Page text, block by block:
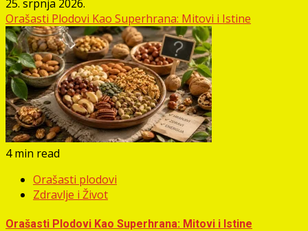
25. srpnja 2026.
Orašasti Plodovi Kao Superhrana: Mitovi i Istine
4 min read
Orašasti plodovi
Zdravlje i Život
Orašasti Plodovi Kao Superhrana: Mitovi i Istine